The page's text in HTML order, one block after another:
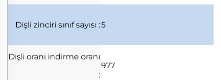
Dişli zinciri sınıf sayısı :5
Dişli oranı indirme oranı
:
977